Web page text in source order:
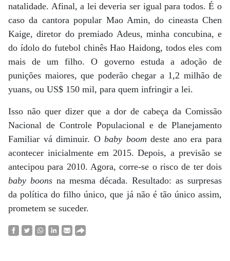
natalidade. Afinal, a lei deveria ser igual para todos. É o
caso da cantora popular Mao Amin, do cineasta Chen
Kaige, diretor do premiado Adeus, minha concubina, e
do ídolo do futebol chinês Hao Haidong, todos eles com
mais de um filho. O governo estuda a adoção de
punições maiores, que poderão chegar a 1,2 milhão de
yuans, ou US$ 150 mil, para quem infringir a lei.
Isso não quer dizer que a dor de cabeça da Comissão
Nacional de Controle Populacional e de Planejamento
Familiar vá diminuir. Obaby boom deste ano era para
acontecer inicialmente em 2015. Depois, a previsão se
antecipou para 2010. Agora, corre-se o risco de ter dois
baby boons na mesma década. Resultado: as surpresas
da política do filho único, que já não é tão único assim,
prometem se suceder.